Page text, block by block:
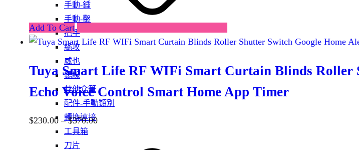
手動-錘
手動-鑿
把手
絲攻
威也
鍚線
其他介筆
配件-手動類別
轉換連接
工具箱
刀片
Add To Cart
Tuya Smart Life RF WIFi Smart Curtain Blinds Roller
Echo Voice Control Smart Home App Timer
$230.00 – $370.00